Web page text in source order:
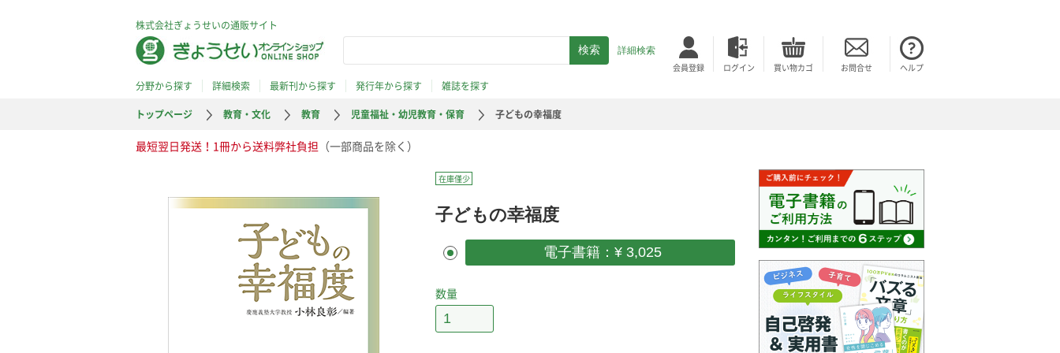
株式会社ぎょうせいの通販サイト
詳細検索
会員登録 ログイン 買い物カゴ お問合せ ヘルプ
分野から探す 詳細検索 最新刊から探す 発行年から探す
雑誌を探す
トップページ
教育・文化 教育 児童福祉・幼児教育・保育 子どもの幸福度
最短翌日発送！1冊から送料弊社負担 （一部商品を除く）
在庫僅少
子どもの幸福度
電子書籍：¥ 3,025
数量